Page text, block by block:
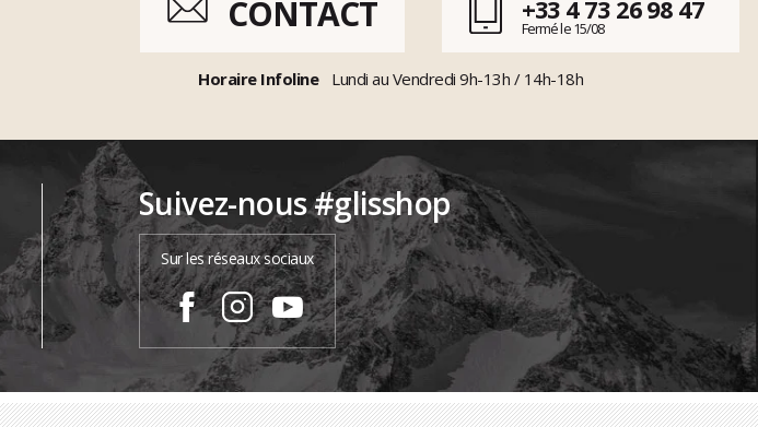
CONTACT +33 4 73 26 98 47
Fermé le 15/08
Horaire Infoline Lundi au Vendredi 9h-13h / 14h-18h
Suivez-nous #glisshop
Sur les réseaux sociaux